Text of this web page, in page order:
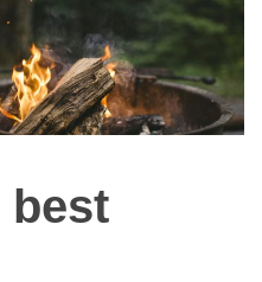
best